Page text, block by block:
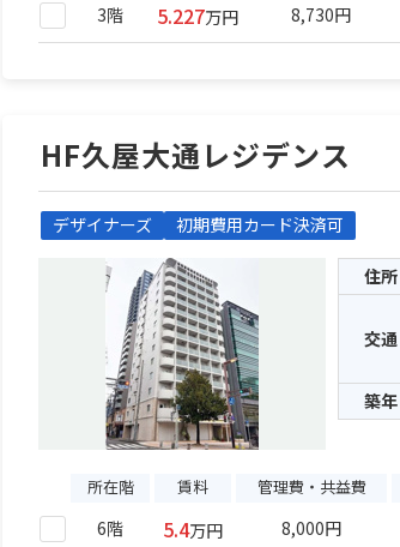
3階 5.227万円 8,730円
HF久屋大通レジデンス
デザイナーズ 初期費用カード決済可
住所
交通
築年
所在階 賃料 管理費・共益費
6階 5.4万円 8,000円